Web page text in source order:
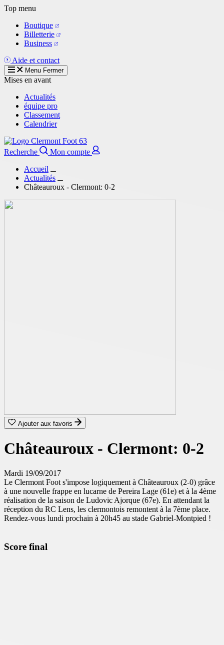
Aller
contenu
principal
Top menu
Boutique
Billetterie
Business
Aide et contact
Menu Fermer
Mises en avant
Actualités
équipe pro
Classement
Calendrier
Recherche
Mon compte
Accueil
Actualités
Châteauroux - Clermont: 0-2
Ajouter aux favoris
Châteauroux - Clermont: 0-2
Mardi 19/09/2017
Le Clermont Foot s'impose logiquement à Châteauroux (2-0) grâce
à une nouvelle frappe en lucarne de Pereira Lage (61e) et à la 4ème
réalisation de la saison de Ludovic Ajorque (67e). En attendant la
réception du RC Lens, les clermontois remontent à la 7ème place.
Rendez-vous lundi prochain à 20h45 au stade Gabriel-Montpied !
Score final